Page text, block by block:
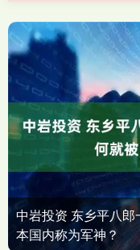
中岩投资 东乡平八
本国内称为军神？